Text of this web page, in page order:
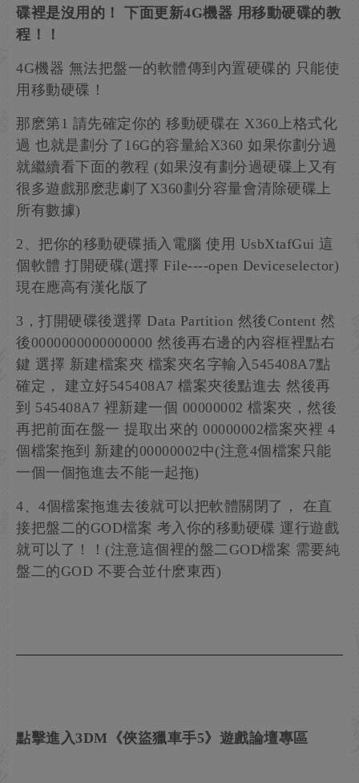
碟裡是沒用的！ 下面更新4G機器 用移動硬碟的教
程！！
4G機器 無法把盤一的軟體傳到內置硬碟的 只能使
用移動硬碟！
那麽第1 請先確定你的 移動硬碟在 X360上格式化
過 也就是劃分了16G的容量給X360 如果你劃分過
就繼續看下面的教程 (如果沒有劃分過硬碟上又有
很多遊戲那麽悲劇了X360劃分容量會清除硬碟上
所有數據)
2、把你的移動硬碟插入電腦 使用 UsbXtafGui 這
個軟體 打開硬碟(選擇 File----open Deviceselector)
現在應高有漢化版了
3，打開硬碟後選擇 Data Partition 然後Content 然
後0000000000000000 然後再右邊的內容框裡點右
鍵 選擇 新建檔案夾 檔案夾名字輸入545408A7點
確定， 建立好545408A7 檔案夾後點進去 然後再
到 545408A7 裡新建一個 00000002 檔案夾，然後
再把前面在盤一 提取出來的 00000002檔案夾裡 4
個檔案拖到 新建的00000002中(注意4個檔案只能
一個一個拖進去不能一起拖)
4、4個檔案拖進去後就可以把軟體關閉了， 在直
接把盤二的GOD檔案 考入你的移動硬碟 運行遊戲
就可以了！！(注意這個裡的盤二GOD檔案 需要純
盤二的GOD 不要合並什麽東西)
點擊進入3DM《俠盜獵車手5》遊戲論壇專區